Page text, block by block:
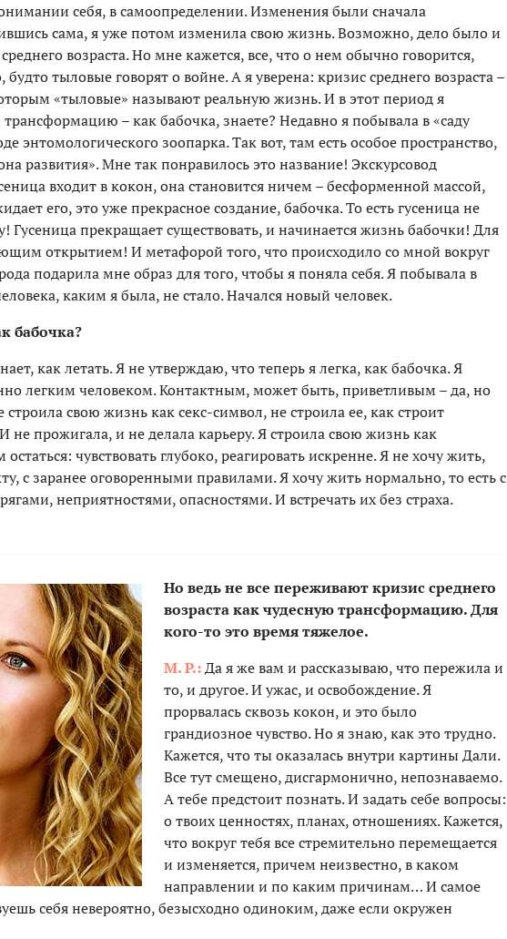
себя, в самоопределении. Изменения были сначала
сама, я уже потом изменила свою жизнь. Возможно, дело было и
возраста. Но мне кажется, все, что о нем обычно говорится,
тыловые говорят о войне. А я уверена: кризис среднего возраста –
«тыловые» называют реальную жизнь. И в этот период я
– как бабочка, знаете? Недавно я побывала в «саду
энтомологического зоопарка. Так вот, там есть особое пространство,
развития». Мне так понравилось это название! Экскурсовод
входит в кокон, она становится ничем – бесформенной массой,
его, это уже прекрасное создание, бабочка. То есть гусеница не
Гусеница прекращает существовать, и начинается жизнь бабочки! Для
открытием! И метафорой того, что происходило со мной вокруг
подарила мне образ для того, чтобы я поняла себя. Я побывала в
каким я была, не стало. Начался новый человек.
бабочка?
как летать. Я не утверждаю, что теперь я легка, как бабочка. Я
легким человеком. Контактным, может быть, приветливым – да, но
свою жизнь как секс-символ, не строила ее, как строит
прожигала, и не делала карьеру. Я строила свою жизнь как
чувствовать глубоко, реагировать искренне. Я не хочу жить,
с заранее оговоренными правилами. Я хочу жить нормально, то есть с
неприятностями, опасностями. И встречать их без страха.
Но ведь не все переживают кризис среднего
возраста как чудесную трансформацию. Для
кого-то это время тяжелое.
М. Р.:Да я же вам и рассказываю, что пережила и
то, и другое. И ужас, и освобождение. Я
прорвалась сквозь кокон, и это было
грандиозное чувство. Но я знаю, как это трудно.
Кажется, что ты оказалась внутри картины Дали.
Все тут смещено, дисгармонично, непознаваемо.
А тебе предстоит познать. И задать себе вопросы:
о твоих ценностях, планах, отношениях. Кажется,
что вокруг тебя все стремительно перемещается
и изменяется, причем неизвестно, в каком
направлении и по каким причинам… И самое
себя невероятно, безысходно одиноким, даже если окружен